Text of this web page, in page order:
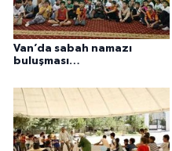
Van’da sabah namazı
buluşması…